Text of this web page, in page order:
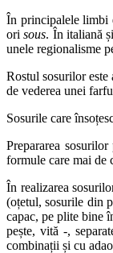
În principalele limbi
orisous. În italiană
unele regionalisme
Rostul sosurilor este
de vederea unei
Sosurile care
Prepararea
formule care mai de
În realizarea
(oțetul, sosurile din
capac, pe plite bine
pește, vită -,
combinații și cu